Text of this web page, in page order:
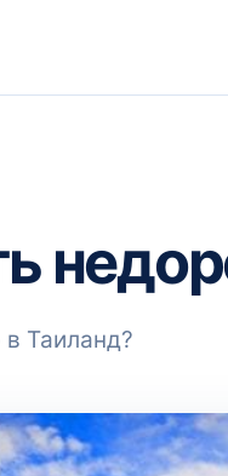
Таиланд?